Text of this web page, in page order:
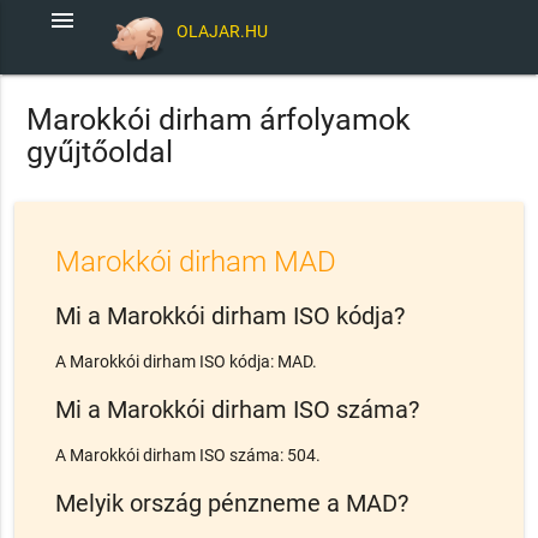
OLAJAR.HU
menu
Marokkói dirham árfolyamok
gyűjtőoldal
Marokkói dirham MAD
Mi a Marokkói dirham ISO kódja?
A Marokkói dirham ISO kódja: MAD.
Mi a Marokkói dirham ISO száma?
A Marokkói dirham ISO száma: 504.
Melyik ország pénzneme a MAD?